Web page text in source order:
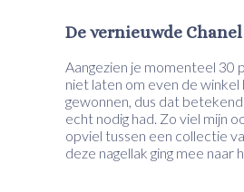
De vernieuwde
Aangezien je momenteel 30
niet laten om even de
gewonnen, dus dat
echt nodig had. Zo viel mijn
opviel tussen een collectie
deze nagellak ging mee naar